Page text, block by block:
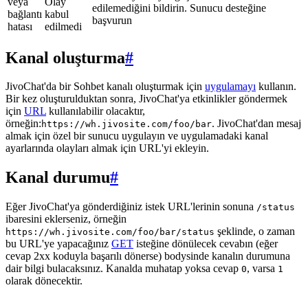
bağlantı
hatası
kabul
edilmedi
edilemediğini bildirin. Sunucu desteğine
başvurun
Kanal oluşturma#
JivoChat'da bir Sohbet kanalı oluşturmak için uygulamayı kullanın.
Bir kez oluşturulduktan sonra, JivoChat'ya etkinlikler göndermek
için URL kullanılabilir olacaktır,
örneğin: https://wh.jivosite.com/foo/bar. JivoChat'dan mesaj
almak için özel bir sunucu uygulayın ve uygulamadaki kanal
ayarlarında olayları almak için URL'yi ekleyin.
Kanal durumu#
Eğer JivoChat'ya gönderdiğiniz istek URL'lerinin sonuna /status
ibaresini eklerseniz, örneğin
https://wh.jivosite.com/foo/bar/status şeklinde, o zaman
bu URL'ye yapacağınız GET isteğine dönülecek cevabın (eğer
cevap 2xx koduyla başarılı dönerse) bodysinde kanalın durumuna
dair bilgi bulacaksınız. Kanalda muhatap yoksa cevap 0, varsa 1
olarak dönecektir.